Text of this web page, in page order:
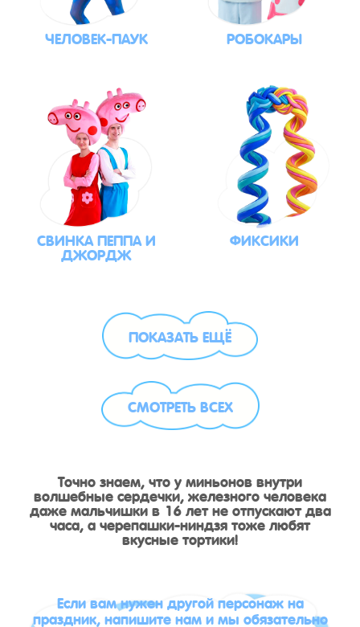
ЧЕЛОВЕК-ПАУК РОБОКАРЫ
СВИНКА ПЕППА И
ДЖОРДЖ ФИКСИКИ
ПОКАЗАТЬ ЕЩЁ
СМОТРЕТЬ ВСЕХ
Точно знаем, что у миньонов внутри
волшебные сердечки, железного человека
даже мальчишки в 16 лет не отпускают два
часа, а черепашки-ниндзя тоже любят
вкусные тортики!
Если вам нужен другой персонаж на
праздник, напишите нам и мы обязательно